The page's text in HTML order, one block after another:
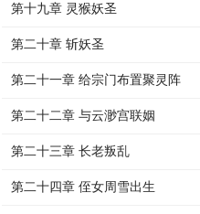
第十九章 灵猴妖圣
第二十章 斩妖圣
第二十一章 给宗门布置聚灵阵
第二十二章 与云渺宫联姻
第二十三章 长老叛乱
第二十四章 侄女周雪出生